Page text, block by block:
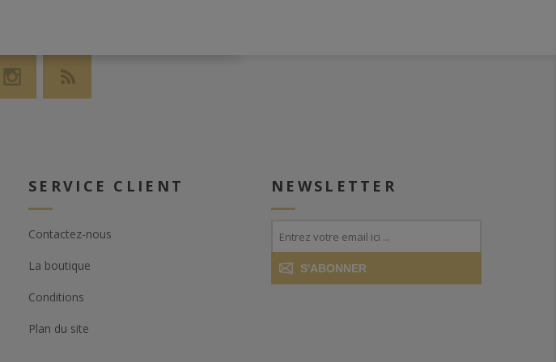
SERVICE CLIENT
Contactez-nous
La boutique
Conditions
Plan du site
NEWSLETTER
S'ABONNER